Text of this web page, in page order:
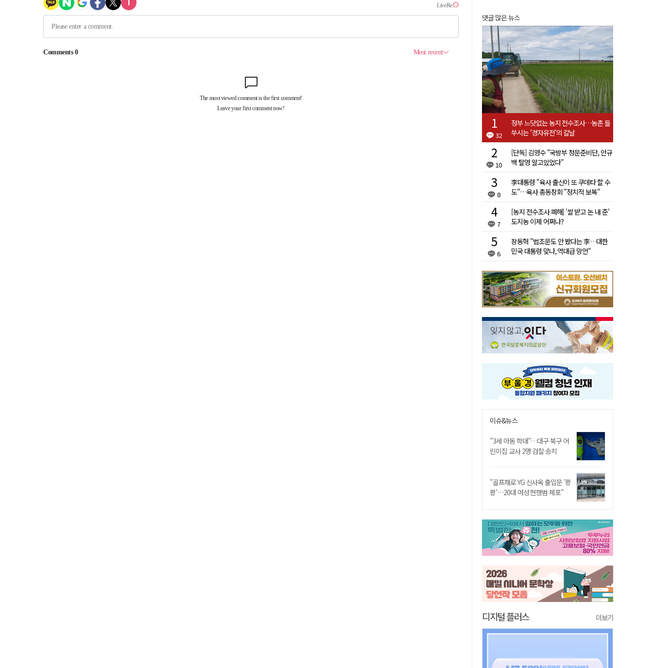
댓글 많은 뉴스
32
정부 느닷없는 농지 전수조사…농촌 들
쑤시는 '경자유전'의 칼날
10
[단독] 김영수 "국방부 청문준비단, 안규
백 탈영 알고있었다"
8
李대통령 "육사 출신이 또 쿠데타 할 수
도"…육사 총동창회 "정치적 보복"
7
[농지 전수조사 폐해] '쌀 받고 논 내 준'
도지농 이제 어쩌나?
6
장동혁 "법조문도 안 봤다는 李…대한
민국 대통령 맞나, 역대급 망언"
이슈&뉴스
"3세 아동 학대"…대구 북구 어
린이집 교사 2명 검찰 송치
"골프채로 YG 신사옥 출입문 '쾅
쾅'…20대 여성 현행범 체포"
디지털 플러스 더보기